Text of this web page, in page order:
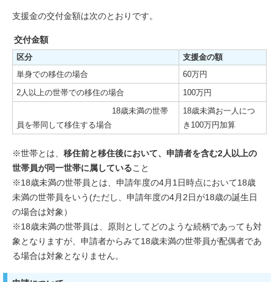
支援金の交付金額は次のとおりです。
交付金額
区分
支援金の額
単身での移住の場合
60万円
2人以上の世帯での移住の場合
100万円
18歳未満の世帯
員を帯同して移住する場合
18歳未満お一人につ
き100万円加算
※世帯とは、 移住前と移住後において、申請者を含む2人以上の
世帯員が同一世帯に属している こと
※18歳未満の世帯員とは、申請年度の4月1日時点において18歳
未満の世帯員をいう(ただし、申請年度の4月2日が18歳の誕生日
の場合は対象）
※18歳未満の世帯員は、原則としてどのような続柄であっても対
象となりますが、申請者からみて18歳未満の世帯員が配偶者であ
る場合は対象となりません。